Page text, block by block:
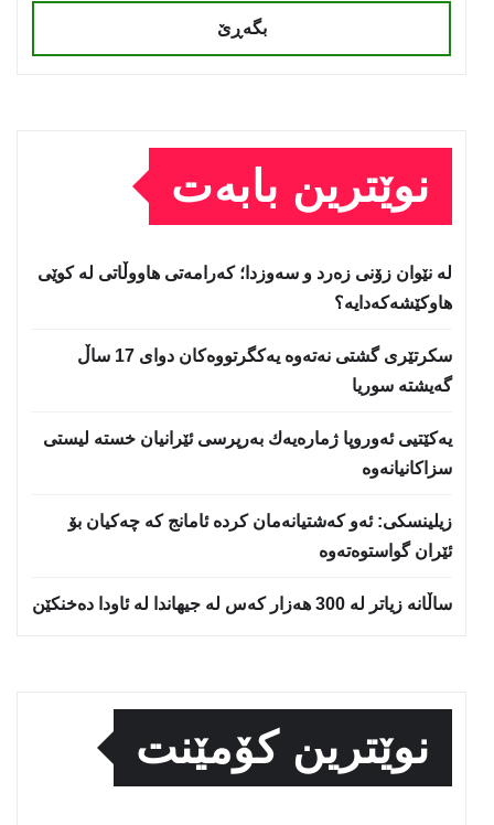
بگەڕێ
نوێترین بابەت
لە نێوان زۆنی زەرد و سەوزدا؛ کەرامەتی هاووڵاتی لە کوێی
هاوکێشەکەدایە؟
سكرتێری گشتی نەتەوە یەكگرتووەكان دوای 17 ساڵ
گەیشتە سوریا
یەكێتیی ئەوروپا ژمارەیەك بەرپرسی ئێرانیان خستە لیستی
سزاكانیانەوە
زیلینسكی: ئەو كەشتیانەمان كردە ئامانج كە چەكیان بۆ
ئێران گواستوەتەوە
ساڵانە زیاتر لە 300 هەزار كەس لە جیهاندا لە ئاودا دەخنكێن
نوێترین کۆمێنت